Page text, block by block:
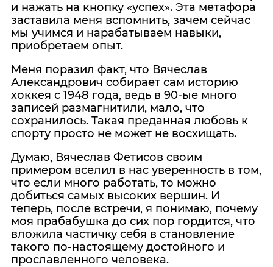
и нажать на кнопку «успех». Эта метафора
заставила меня вспомнить, зачем сейчас
мы учимся и нарабатываем навыки,
приобретаем опыт.
Меня поразил факт, что Вячеслав
Александрович собирает сам историю
хоккея с 1948 года, ведь в 90-ые много
записей размагнитили, мало, что
сохранилось. Такая преданная любовь к
спорту просто не может не восхищать.
Думаю, Вячеслав Фетисов своим
примером вселил в нас уверенность в том,
что если много работать, то можно
добиться самых высоких вершин. И
теперь, после встречи, я понимаю, почему
моя прабабушка до сих пор гордится, что
вложила частичку себя в становление
такого по-настоящему достойного и
прославленного человека.